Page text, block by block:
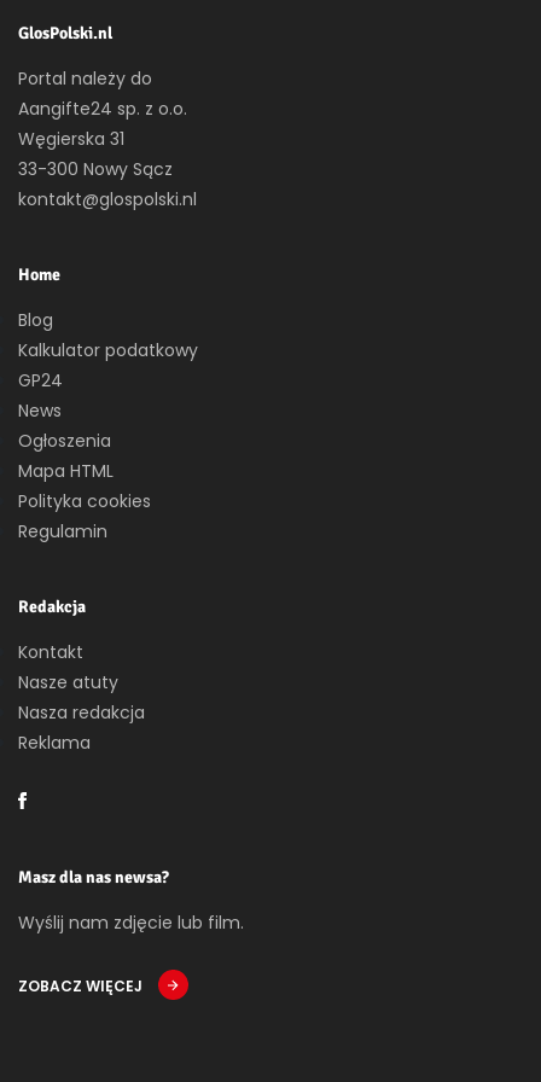
GlosPolski.nl
Portal należy do
Aangifte24 sp. z o.o.
Węgierska 31
33-300 Nowy Sącz
kontakt@glospolski.nl
Home
Blog
Kalkulator podatkowy
GP24
News
Ogłoszenia
Mapa HTML
Polityka cookies
Regulamin
Redakcja
Kontakt
Nasze atuty
Nasza redakcja
Reklama
Masz dla nas newsa?
Wyślij nam zdjęcie lub film.
ZOBACZ WIĘCEJ